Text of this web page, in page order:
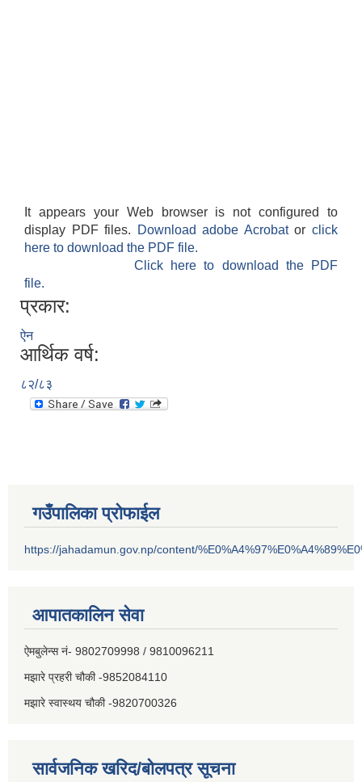
It appears your Web browser is not configured to
display PDF files.
Download adobe Acrobatorclick
here to download the PDF file.
Click here to download the PDF
file.
प्रकार:
ऐन
आर्थिक वर्ष:
८२/८३
गउँपालिका प्रोफाईल
https://jahadamun.gov.np/content/
आपातकालिन सेवा
ऐमबुलेन्स नं- 9802709998 / 9810096211
मझारे प्रहरी चौकी -9852084110
मझारे स्वास्थय चौकी -9820700326
सार्वजनिक खरिद/बोलपत्र सूचना